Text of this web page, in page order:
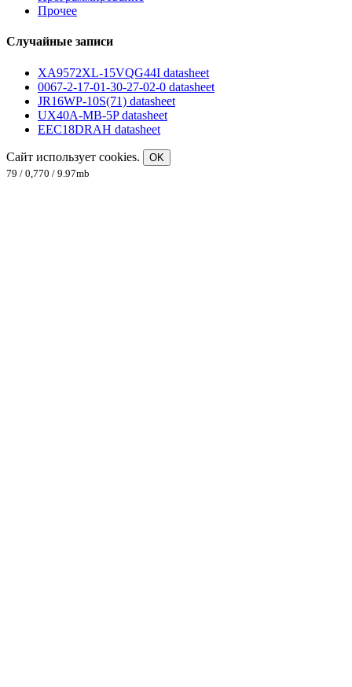
Прочее
Случайные записи
XA9572XL-15VQG44I datasheet
0067-2-17-01-30-27-02-0 datasheet
JR16WP-10S(71) datasheet
UX40A-MB-5P datasheet
EEC18DRAH datasheet
Сайт использует cookies.
OK
79 / 0,770 / 9.97mb